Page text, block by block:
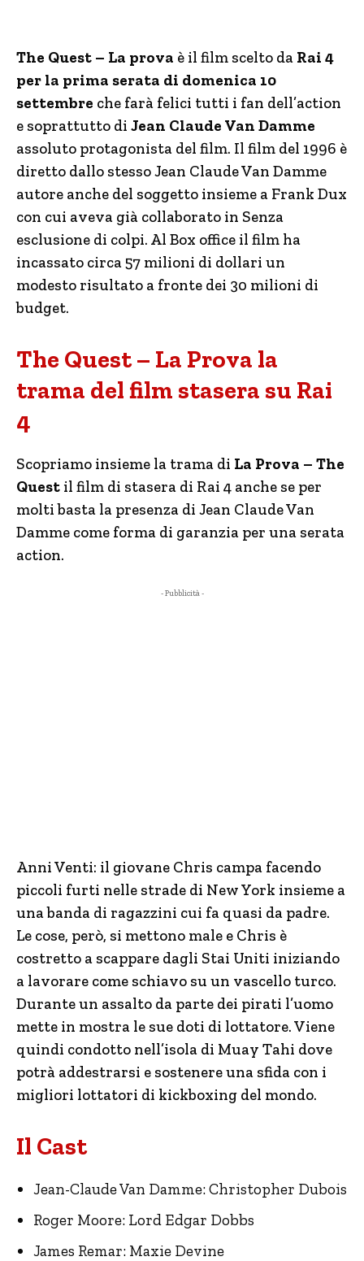
The Quest – La prova è il film scelto da Rai 4
per la prima serata di domenica 10
settembre che farà felici tutti i fan dell’action
e soprattutto di Jean Claude Van Damme
assoluto protagonista del film. Il film del 1996 è
diretto dallo stesso Jean Claude Van Damme
autore anche del soggetto insieme a Frank Dux
con cui aveva già collaborato in Senza
esclusione di colpi. Al Box office il film ha
incassato circa 57 milioni di dollari un
modesto risultato a fronte dei 30 milioni di
budget.
The Quest – La Prova la
trama del film stasera su Rai
4
Scopriamo insieme la trama di La Prova – The
Quest il film di stasera di Rai 4 anche se per
molti basta la presenza di Jean Claude Van
Damme come forma di garanzia per una serata
action.
- Pubblicità -
Anni Venti: il giovane Chris campa facendo
piccoli furti nelle strade di New York insieme a
una banda di ragazzini cui fa quasi da padre.
Le cose, però, si mettono male e Chris è
costretto a scappare dagli Stai Uniti iniziando
a lavorare come schiavo su un vascello turco.
Durante un assalto da parte dei pirati l’uomo
mette in mostra le sue doti di lottatore. Viene
quindi condotto nell’isola di Muay Tahi dove
potrà addestrarsi e sostenere una sfida con i
migliori lottatori di kickboxing del mondo.
Il Cast
Jean-Claude Van Damme: Christopher Dubois
Roger Moore: Lord Edgar Dobbs
James Remar: Maxie Devine